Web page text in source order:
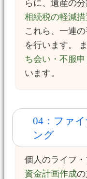
らに、遺産の
相続税の軽減措
これら、一連
を行います。
ち会い・不服
います。
04：ファ
ング
個人のライフ
資金計画作成の